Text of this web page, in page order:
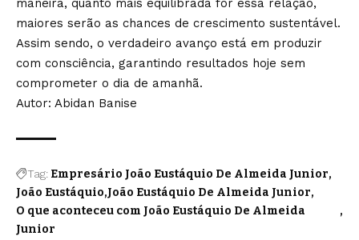
maneira, quanto mais equilibrada for essa relação,
maiores serão as chances de crescimento sustentável.
Assim sendo, o verdadeiro avanço está em produzir
com consciência, garantindo resultados hoje sem
comprometer o dia de amanhã.
Autor: Abidan Banise
Tag: Empresário João Eustáquio De Almeida Junior
João Eustáquio João Eustáquio De Almeida Junior
O que aconteceu com João Eustáquio De Almeida
Junior